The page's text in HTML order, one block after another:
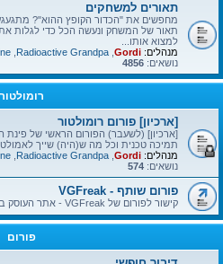
תאורים למשחקים
מחפשים את "הכדור הקופץ ההוא"?
תאור של המשחק ונעשה הכל כדי לגלות
למצוא אותו...
מנהלים: Gordi
Radioactive Grandpa
נושאים: 4856
רומולטור
[ארכיון] פורום רומולטור
[ארכיון] (לשעבר) הפורום הראשי של פינת
תמיכה טכנית וכל מה ש(היה) שייך
מנהלים: Gordi
Radioactive Grandpa
נושאים: 574
פורום שותף - VGFreak
קישור לפורום של VGFreak - אתר העוסק בקונסולות, רומים ואמולטורים.
פורום